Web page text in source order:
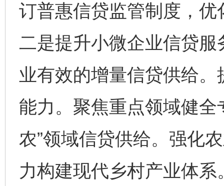
订普惠信贷监管制度，
二是提升小微企业信贷
业有效的增量信贷供给
能力。聚焦重点领域健全
农”领域信贷供给。强化
力构建现代乡村产业体